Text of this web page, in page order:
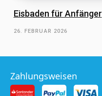
Eisbaden für Anfänger
26. FEBRUAR 2026
Zahlungsweisen